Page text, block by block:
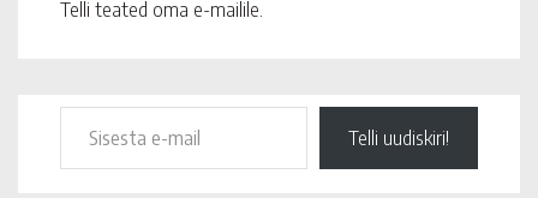
Telli teated oma e-mailile.
Telli uudiskiri!